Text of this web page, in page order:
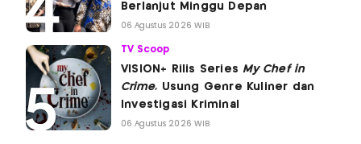
Berlanjut Minggu Depan
06 Agustus 2026 WIB
TV Scoop
VISION+ Rilis Series My Chef in
Crime, Usung Genre Kuliner dan
Investigasi Kriminal
06 Agustus 2026 WIB